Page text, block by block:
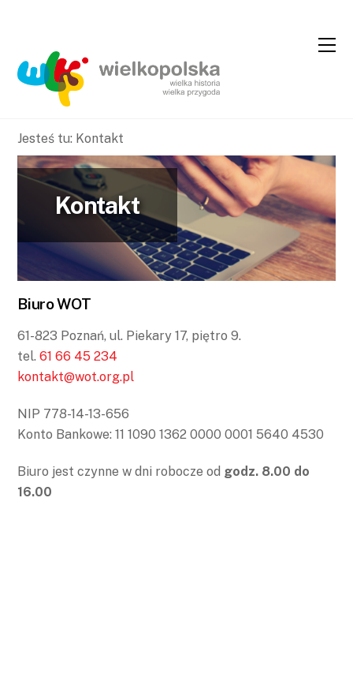
Content
navigation
Jesteś tu: Kontakt
Kontakt
Biuro WOT
61-823 Poznań, ul. Piekary 17, piętro 9.
tel.61 66 45 234
kontakt@wot.org.pl
NIP 778-14-13-656
Konto Bankowe: 11 1090 1362 0000 0001 5640 4530
Biuro jest czynne w dni robocze od godz. 8.00 do
16.00